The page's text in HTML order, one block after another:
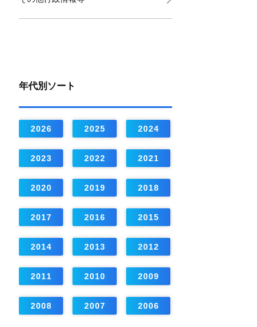
年代別ソート
2026 2025 2024
2023 2022 2021
2020 2019 2018
2017 2016 2015
2014 2013 2012
2011 2010 2009
2008 2007 2006